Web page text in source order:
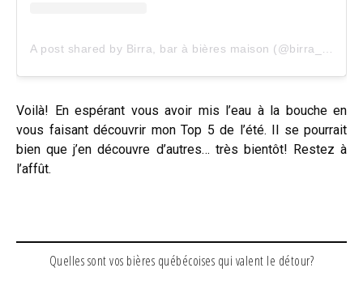
Voilà! En espérant vous avoir mis l’eau à la bouche en
vous faisant découvrir mon Top 5 de l’été. Il se pourrait
bien que j’en découvre d’autres… très bientôt! Restez à
l’affût.
Quelles sont vos bières québécoises qui valent le détour?